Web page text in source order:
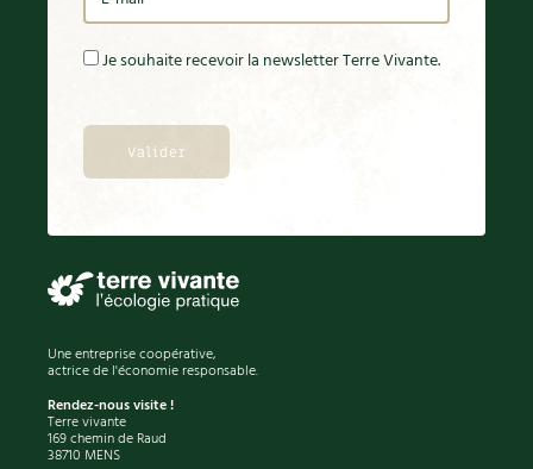
Je souhaite recevoir la newsletter Terre Vivante.
Une entreprise coopérative,
actrice de l'économie responsable.
Rendez-nous visite !
Terre vivante
169 chemin de Raud
38710 MENS